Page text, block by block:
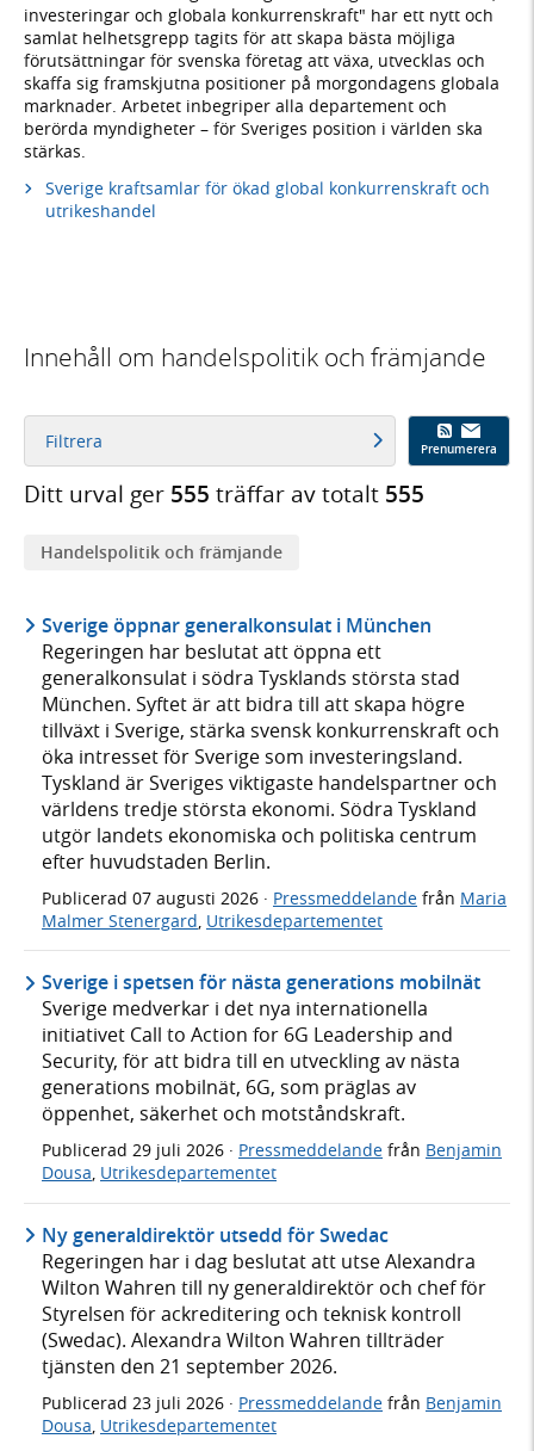
investeringar och globala konkurrenskraft" har ett nytt och
samlat helhetsgrepp tagits för att skapa bästa möjliga
förutsättningar för svenska företag att växa, utvecklas och
skaffa sig framskjutna positioner på morgondagens globala
marknader. Arbetet inbegriper alla departement och
berörda myndigheter – för Sveriges position i världen ska
stärkas.
Sverige kraftsamlar för ökad global konkurrenskraft och
utrikeshandel
Innehåll om handelspolitik och främjande
Filtrera Prenumerera
Ditt urval ger 555 träffar av totalt 555
Handelspolitik och främjande
Sverige öppnar generalkonsulat i München
Regeringen har beslutat att öppna ett
generalkonsulat i södra Tysklands största stad
München. Syftet är att bidra till att skapa högre
tillväxt i Sverige, stärka svensk konkurrenskraft och
öka intresset för Sverige som investeringsland.
Tyskland är Sveriges viktigaste handelspartner och
världens tredje största ekonomi. Södra Tyskland
utgör landets ekonomiska och politiska centrum
efter huvudstaden Berlin.
Publicerad 07 augusti 2026 · Pressmeddelande från Maria
Malmer Stenergard Utrikesdepartementet
Sverige i spetsen för nästa generations mobilnät
Sverige medverkar i det nya internationella
initiativet Call to Action for 6G Leadership and
Security, för att bidra till en utveckling av nästa
generations mobilnät, 6G, som präglas av
öppenhet, säkerhet och motståndskraft.
Publicerad 29 juli 2026 · Pressmeddelande från Benjamin
Dousa, Utrikesdepartementet
Ny generaldirektör utsedd för Swedac
Regeringen har i dag beslutat att utse Alexandra
Wilton Wahren till ny generaldirektör och chef för
Styrelsen för ackreditering och teknisk kontroll
(Swedac). Alexandra Wilton Wahren tillträder
tjänsten den 21 september 2026.
Publicerad 23 juli 2026 · Pressmeddelande från Benjamin
Dousa, Utrikesdepartementet